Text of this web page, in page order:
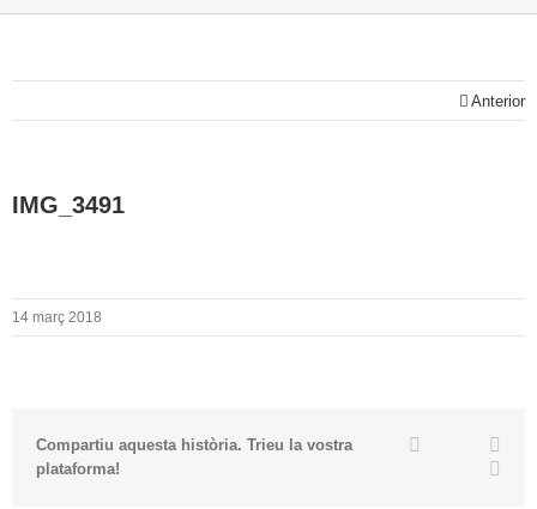
Anterior
IMG_3491
14 març 2018
Compartiu aquesta història. Trieu la vostra
plataforma!
Facebook
Twitter